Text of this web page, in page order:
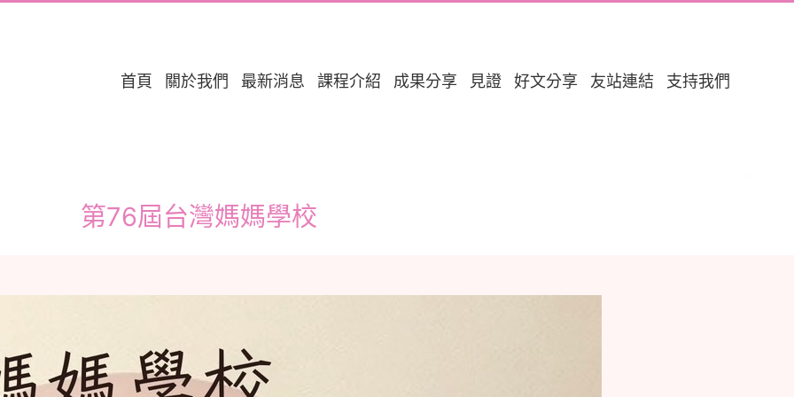
首頁
關於我們 最新消息 課程介紹 成果分享 見證 好文分享 友站連結 支持我們
第76屆台灣媽媽學校